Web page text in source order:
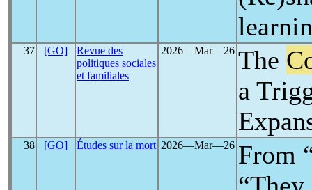
37 [GO]
Revue des
politiques sociales
et familiales
2026―Mar―26 The
a
38 [GO] Études sur la mort 2026―Mar―26 From